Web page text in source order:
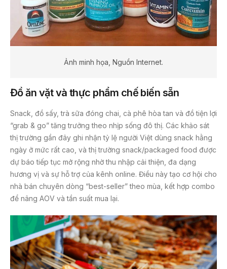
Ảnh minh họa, Nguồn Internet.
Đồ ăn vặt và thực phẩm chế biến sẵn
Snack, đồ sấy, trà sữa đóng chai, cà phê hòa tan và đồ tiện lợi
“grab & go” tăng trưởng theo nhịp sống đô thị. Các khảo sát
thị trường gần đây ghi nhận tỷ lệ người Việt dùng snack hằng
ngày ở mức rất cao, và thị trường snack/packaged food được
dự báo tiếp tục mở rộng nhờ thu nhập cải thiện, đa dạng
hương vị và sự hỗ trợ của kênh online. Điều này tạo cơ hội cho
nhà bán chuyên dòng “best-seller” theo mùa, kết hợp combo
để nâng AOV và tần suất mua lại.